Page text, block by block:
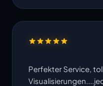
Perfekter Service,